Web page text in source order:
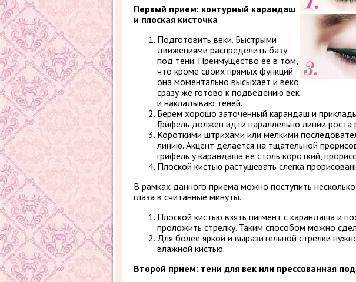
Первый прием: контурный карандаш
и плоская кисточка
Подготовить веки. Быстрыми
движениями распределить базу
под тени. Преимущество ее в том,
что кроме своих прямых функций
она моментально высыхает и веко
сразу же готово к подведению век
и накладываю теней.
Берем хорошо заточенный карандаш и
Грифель должен идти параллельно линии роста
Короткими штрихами или мелкими
линию. Акцент делается на тщательной
грифель у карандаша не столь короткий,
Плоской кистью растушевать слегка
В рамках данного приема можно поступить
глаза в считанные минуты.
Плоской кистью взять пигмент с карандаша и
проложить стрелку. Таким способом можно
Для более яркой и выразительной стрелки
влажной кистью.
Второй прием: тени для век или прессованная